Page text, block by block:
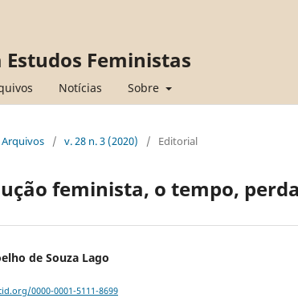
Estudos Feministas
Notícias Sobre
Arquivos / v. 28 n. 3 (2020) / Editorial
feminista, o tempo,
de Souza Lago
0000-0001-5111-8699